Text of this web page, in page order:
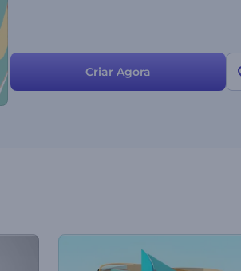
Criar Agora